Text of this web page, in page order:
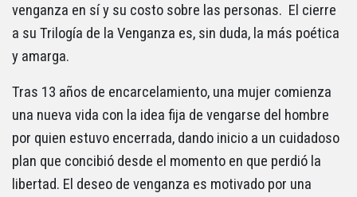
venganza en sí y su costo sobre las personas. El cierre
a su Trilogía de la Venganza es, sin duda, la más poética
y amarga.
Tras 13 años de encarcelamiento, una mujer comienza
una nueva vida con la idea fija de vengarse del hombre
por quien estuvo encerrada, dando inicio a un cuidadoso
plan que concibió desde el momento en que perdió la
libertad. El deseo de venganza es motivado por una